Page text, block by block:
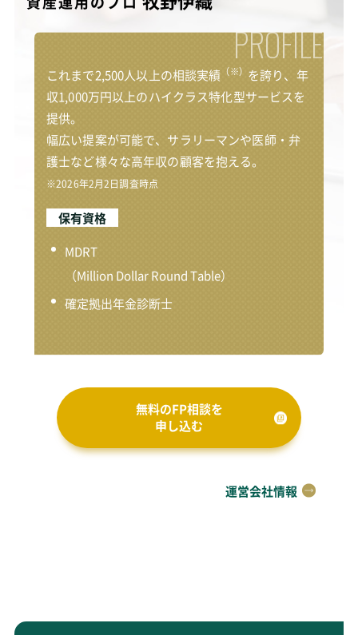
PROFILE
これまで2,500人以上の相談実績 （※） を誇り、年
収1,000万円以上のハイクラス特化型サービスを
提供。
幅広い提案が可能で、サラリーマンや医師・弁
護士など様々な高年収の顧客を抱える。
※2026年2月2日調査時点
保有資格
MDRT
（Million Dollar Round Table）
確定拠出年金診断士
無料のFP相談を
申し込む
運営会社情報